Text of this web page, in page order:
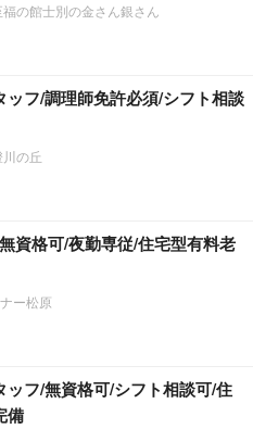
の館士別の金さん銀さん
ッフ/調理師免許必須/シフト相談
の丘
資格可/夜勤専従/住宅型有料老
ー松原
ッフ/無資格可/シフト相談可/住
備